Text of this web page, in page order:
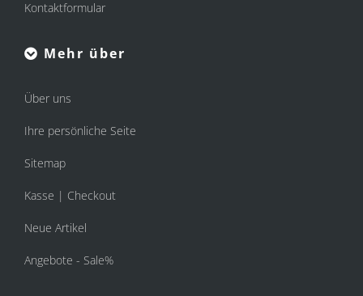
Kontaktformular
Mehr über
Über uns
Ihre persönliche Seite
Sitemap
Kasse | Checkout
Neue Artikel
Angebote - Sale%